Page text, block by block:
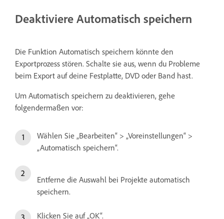
Deaktiviere Automatisch speichern
Die Funktion Automatisch speichern könnte den
Exportprozess stören. Schalte sie aus, wenn du Probleme
beim Export auf deine Festplatte, DVD oder Band hast.
Um Automatisch speichern zu deaktivieren, gehe
folgendermaßen vor:
Wählen Sie „Bearbeiten“ > „Voreinstellungen“ >
„Automatisch speichern“.
Entferne die Auswahl bei Projekte automatisch
speichern.
Klicken Sie auf „OK“.